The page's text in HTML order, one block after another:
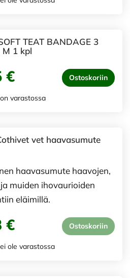
TEAT BANDAGE 3
M 1 kpl
€ Ostoskoriin
varastossa
vet haavasumute
haavasumute haavojen,
muiden ihovaurioiden
eläimillä.
€ Ostoskoriin
ole varastossa